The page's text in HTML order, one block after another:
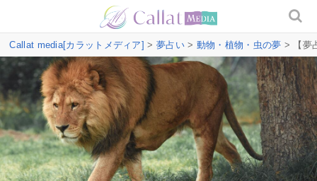
Callat media[カラットメディア] > 夢占い> 動物・植物・虫の夢 > 【夢